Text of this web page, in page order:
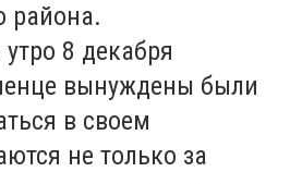
района.
8 декабря
вынуждены были
в своем
не только за